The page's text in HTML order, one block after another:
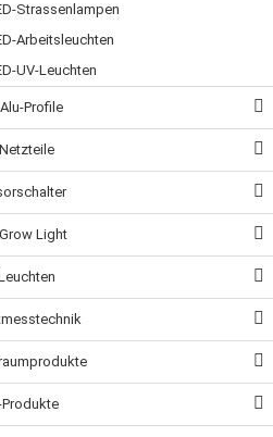
Strassenlampen
Arbeitsleuchten
UV-Leuchten
Profile
Light
Produkte